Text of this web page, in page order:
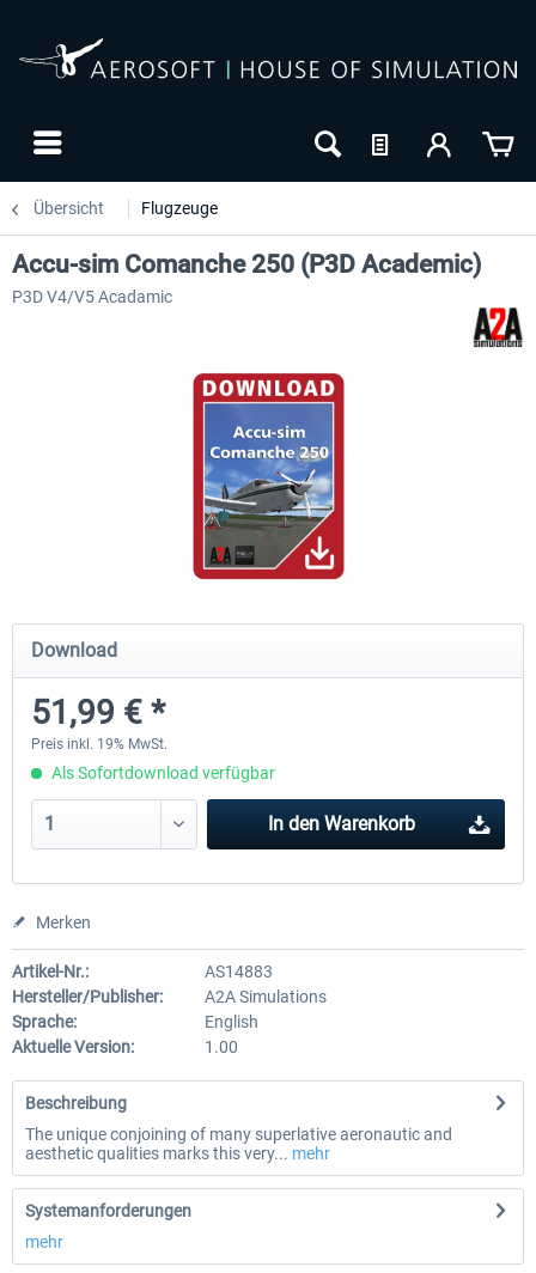
Übersicht Flugzeuge
A320 Family professional Bundle
79,95 € *
Aerosoft A320/A321
Accu-sim Comanche 250 (P3D Academic)
P3D V4/V5 Acadamic
Download
51,99 € *
Preis inkl. 19% MwSt.
Als Sofortdownload verfügbar
In den Warenkorb
Merken
Artikel-Nr.:
AS14883
Hersteller/Publisher:
A2A Simulations
Sprache:
English
Aktuelle Version:
1.00
Beschreibung
The unique conjoining of many superlative aeronautic and
aesthetic qualities marks this very... mehr
Systemanforderungen
mehr